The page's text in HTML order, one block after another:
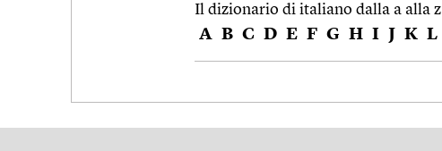
Il dizionario di italiano dalla a alla z
A B C D E F G H I J K L